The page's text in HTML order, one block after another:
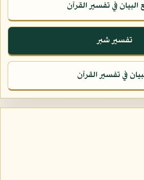
في تفسير القرآن
تفسير شبر
في تفسير القرآن